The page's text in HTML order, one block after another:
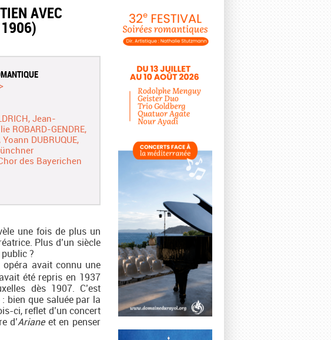
AVEC
1906)
Jean-
ROBARD-GENDRE
Yoann DUBRUQUE
des Bayerichen
une fois de plus un
Plus d’un siècle
?
opéra avait connu une
été repris en 1937
dès 1907. C’est
bien que saluée par la
ci, reflet d’un concert
d’Arianeet en penser